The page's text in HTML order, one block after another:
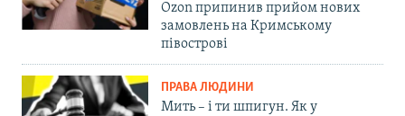
Ozon припинив прийом нових
замовлень на Кримському
півострові
ПРАВА ЛЮДИНИ
Мить – і ти шпигун. Як у